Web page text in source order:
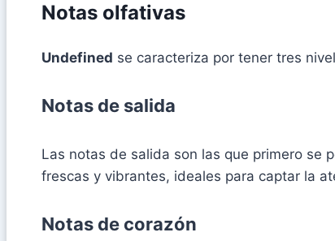
Notas olfativas
Undefined se caracteriza por tener tres
Notas de salida
Las notas de salida son las que primero se
frescas y vibrantes, ideales para captar la
Notas de corazón